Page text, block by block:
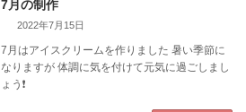
7月の制作
2022年7月15日
7月はアイスクリームを作りました 暑い季節に
なりますが 体調に気を付けて元気に過ごしまし
ょう❗